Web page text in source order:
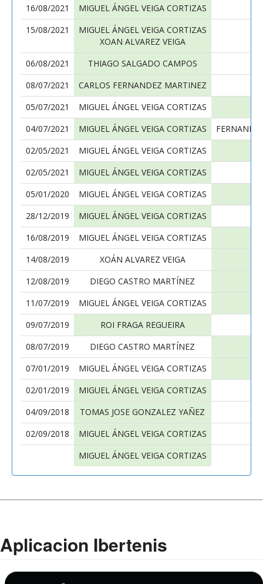
16/08/2021
MIGUEL ÁNGEL VEIGA CORTIZAS
15/08/2021
MIGUEL ÁNGEL VEIGA CORTIZAS
XOAN ALVAREZ VEIGA
06/08/2021
THIAGO SALGADO CAMPOS
08/07/2021
CARLOS FERNANDEZ MARTINEZ
05/07/2021
MIGUEL ÁNGEL VEIGA CORTIZAS
04/07/2021
MIGUEL ÁNGEL VEIGA CORTIZAS
02/05/2021
MIGUEL ÁNGEL VEIGA CORTIZAS
02/05/2021
MIGUEL ÁNGEL VEIGA CORTIZAS
05/01/2020
MIGUEL ÁNGEL VEIGA CORTIZAS
28/12/2019
MIGUEL ÁNGEL VEIGA CORTIZAS
16/08/2019
MIGUEL ÁNGEL VEIGA CORTIZAS
14/08/2019
XOÁN ALVAREZ VEIGA
12/08/2019
DIEGO CASTRO MARTÍNEZ
11/07/2019
MIGUEL ÁNGEL VEIGA CORTIZAS
09/07/2019
ROI FRAGA REGUEIRA
08/07/2019
DIEGO CASTRO MARTÍNEZ
07/01/2019
MIGUEL ÁNGEL VEIGA CORTIZAS
02/01/2019
MIGUEL ÁNGEL VEIGA CORTIZAS
04/09/2018
TOMAS JOSE GONZALEZ YAÑEZ
02/09/2018
MIGUEL ÁNGEL VEIGA CORTIZAS
MIGUEL ÁNGEL VEIGA CORTIZAS
Aplicacion Ibertenis